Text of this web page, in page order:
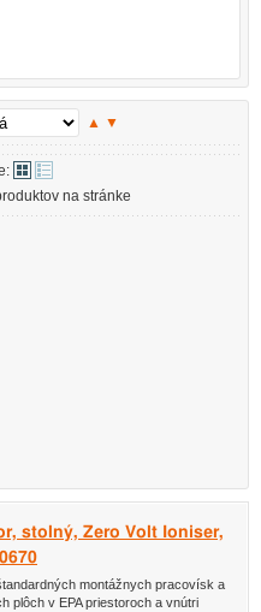
▲ ▼
na stránke
stolný, Zero Volt Ioniser,
montážnych pracovísk a
plôch v EPA priestoroch a vnútri